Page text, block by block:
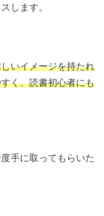
します。
いイメージを持たれ
く、読書初心者にも
手に取ってもらいた